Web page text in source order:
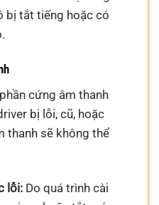
bị tắt tiếng hoặc có
cứng âm thanh
bị lỗi, cũ, hoặc
thanh sẽ không thể
lỗi:Do quá trình cài